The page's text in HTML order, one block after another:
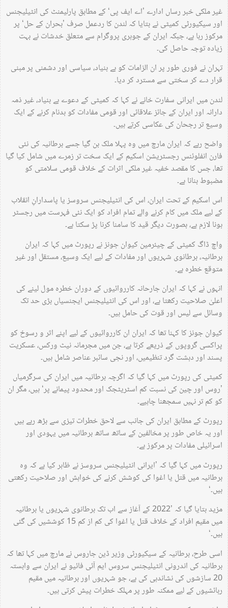
غیر ملکی خبر رساں ادارے ’اے ایف پی‘ کے مطابق پارلیمنٹ کی انٹیلیجنس
اور سیکیورٹی کمیٹی نے بتایا کہ لندن کا ردعمل صرف ’بحران کے حل‘ پر
مرکوز رہا ہے، جبکہ ایران کے جوہری پروگرام سے متعلق خدشات نے بہت
زیادہ توجہ حاصل کی۔
تہران نے فوری طور پر ان الزامات کو بے بنیاد، سیاسی اور دشمنی پر مبنی
قرار دے کر سختی سے مسترد کر دیا۔
لندن میں ایرانی سفارت خانے نے کہا کہ کمیٹی کے دعوے بے بنیاد، غیر ذمہ
دارانہ اور ایران کے جائز علاقائی اور قومی مفادات کو بدنام کرنے کے ایک
وسیع تر رجحان کی عکاسی کرتے ہیں۔
واضح رہے کہ ایران مارچ میں وہ پہلا ملک بن گیا جسے برطانیہ کی نئی
فارن انفلوئنس رجسٹریشن اسکیم کے ایک سخت تر زمرے میں شامل کیا گیا
تھا، جس کا مقصد خفیہ غیر ملکی اثرات کے خلاف قومی سلامتی کو
مضبوط بنانا ہے۔
اس اسکیم کے تحت ایران، اس کی انٹیلیجنس سروسز یا پاسدارانِ انقلاب
کے لیے ملک میں کام کرنے والے تمام افراد کو ایک نئی فہرست میں رجسٹر
ہونا لازم ہے، بصورت دیگر قید کا سامنا کرنا پڑ سکتا ہے۔
واچ ڈاگ کمیٹی کے چیئرمین کیوان جونز نے رپورٹ میں کہا کہ ایران
برطانیہ، برطانوی شہریوں اور مفادات کے لیے ایک وسیع، مستقل اور غیر
متوقع خطرہ ہے۔
انہوں نے کہا کہ ایران جارحانہ کارروائیوں کے دوران خطرہ مول لینے کی
اعلیٰ صلاحیت رکھتا ہے، اور اس کی انٹیلیجنس ایجنسیاں بڑی حد تک
وسائل سے لیس اور قوت کی حامل ہیں۔
کیوان جونز کا کہنا تھا کہ ایران ان کارروائیوں کے لیے اپنے اثر و رسوخ کو
پراکسی گروپوں کے ذریعے کرتا ہے، جن میں مجرمانہ نیٹ ورکس، عسکریت
پسند اور دہشت گرد تنظیمیں، اور نجی سائبر عناصر شامل ہیں۔
کمیٹی کی رپورٹ میں کہا گیا کہ اگرچہ برطانیہ میں ایران کی سرگرمیاں
’روس اور چین کی نسبت کم اسٹریٹجک اور محدود پیمانے پر‘ ہیں، مگر ان
کو کم تر نہیں سمجھنا چاہیے۔
رپورٹ کے مطابق ایران کی جانب سے لاحق خطرات تیزی سے بڑھ رہے ہیں
اور یہ خاص طور پر مخالفین کے ساتھ ساتھ برطانیہ میں یہودی اور
اسرائیلی مفادات پر مرکوز ہے۔
رپورٹ میں کہا گیا کہ ’ایرانی انٹیلیجنس سروسز نے ظاہر کیا ہے کہ وہ
برطانیہ میں قتل یا اغوا کی کوشش کرنے کی خواہش اور صلاحیت رکھتی
ہیں۔‘
مزید بتایا گیا کہ ’2022 کے آغاز سے اب تک برطانوی شہریوں یا برطانیہ
میں مقیم افراد کے خلاف قتل یا اغوا کی کم از کم 15 کوششیں کی گئی
ہیں۔‘
اسی طرح، برطانیہ کے سیکیورٹی وزیر ڈین جاروس نے مارچ میں کہا تھا کہ
برطانیہ کی اندرونی انٹیلیجنس سروس ایم آئی فائیو نے ایران سے وابستہ
20 سازشوں کی نشاندہی کی ہے، جو شہریوں اور برطانیہ میں مقیم
رہائشیوں کے لیے ممکنہ طور پر مہلک خطرات پیش کرتی ہیں۔